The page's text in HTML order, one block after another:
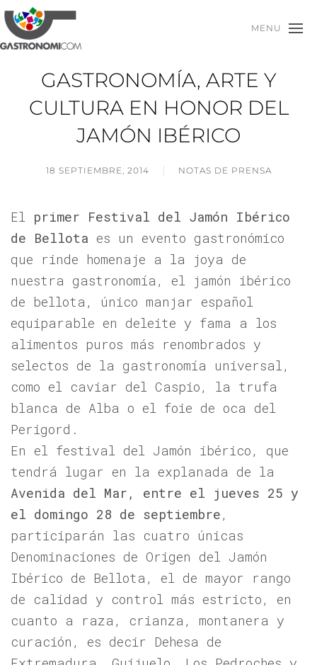
MENU
GASTRONOMÍA, ARTE Y
CULTURA EN HONOR DEL
JAMÓN IBÉRICO
18 SEPTIEMBRE, 2014 NOTAS DE PRENSA
El primer Festival del Jamón Ibérico
de Bellota es un evento gastronómico
que rinde homenaje a la joya de
nuestra gastronomía, el jamón ibérico
de bellota, único manjar español
equiparable en deleite y fama a los
alimentos puros más renombrados y
selectos de la gastronomía universal,
como el caviar del Caspio, la trufa
blanca de Alba o el foie de oca del
Perigord.
En el festival del Jamón ibérico, que
tendrá lugar en la explanada de la
Avenida del Mar, entre el jueves 25 y
el domingo 28 de septiembre,
participarán las cuatro únicas
Denominaciones de Origen del Jamón
Ibérico de Bellota, el de mayor rango
de calidad y control más estricto, en
cuanto a raza, crianza, montanera y
curación, es decir Dehesa de